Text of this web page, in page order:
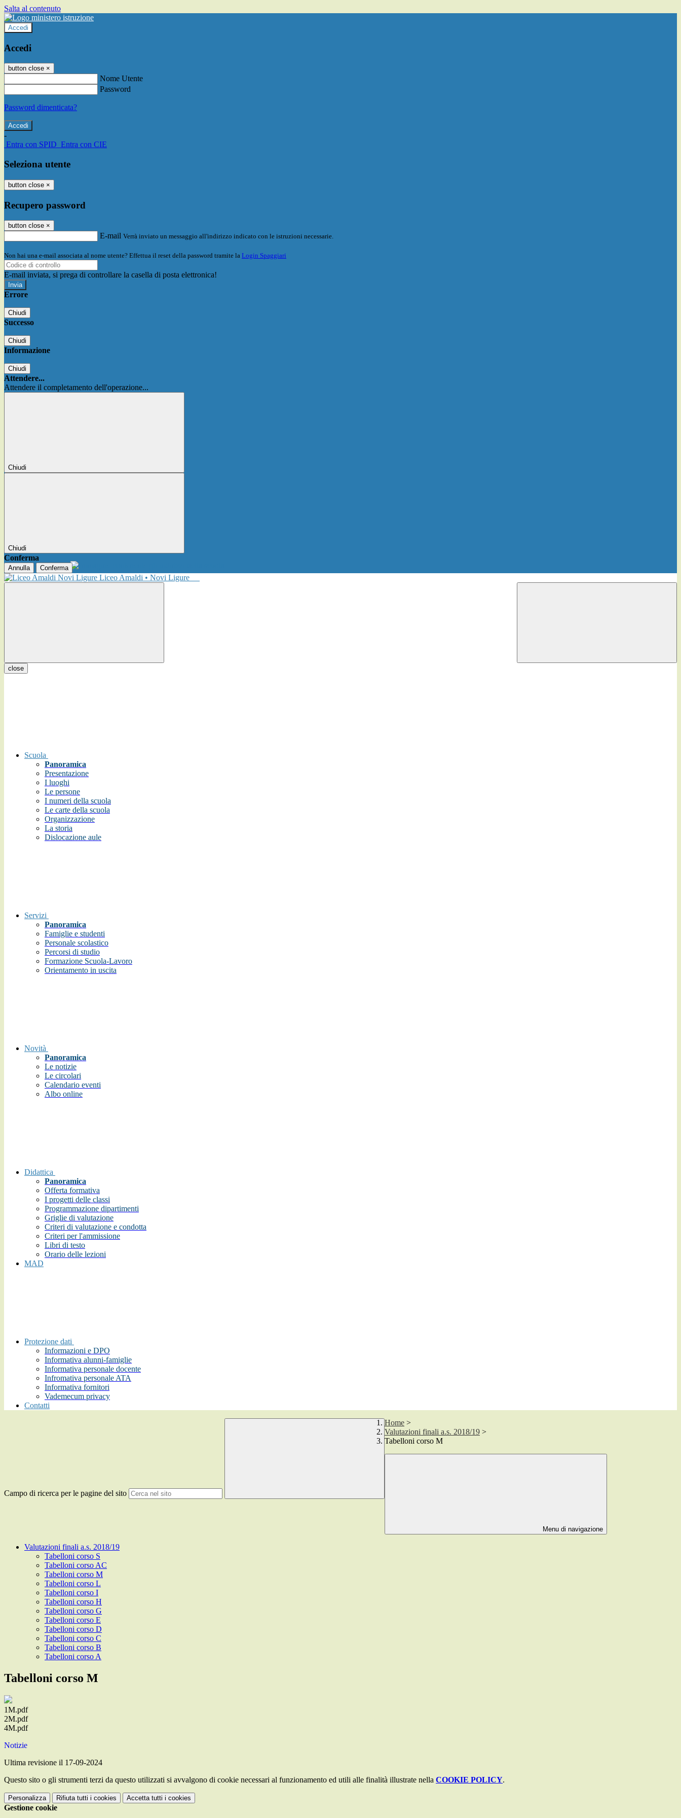
Salta al contenuto
Accedi
Accedi
button close ×
Nome Utente
Password
Password dimenticata?
-
Entra con SPID Entra con CIE
Seleziona utente
button close ×
Recupero password
button close ×
E-mail Verrà inviato un messaggio all'indirizzo indicato con le istruzioni necessarie.
Non hai una e-mail associata al nome utente? Effettua il reset della password tramite la Login Spaggiari
E-mail inviata, si prega di controllare la casella di posta elettronica!
Errore
Chiudi
Successo
Chiudi
Informazione
Chiudi
Attendere...
Attendere il completamento dell'operazione...
Chiudi
Chiudi
Conferma
Annulla Conferma
Liceo Amaldi • Novi Ligure
close
Scuola
Panoramica
Presentazione
I luoghi
Le persone
I numeri della scuola
Le carte della scuola
Organizzazione
La storia
Dislocazione aule
Servizi
Panoramica
Famiglie e studenti
Personale scolastico
Percorsi di studio
Formazione Scuola-Lavoro
Orientamento in uscita
Novità
Panoramica
Le notizie
Le circolari
Calendario eventi
Albo online
Didattica
Panoramica
Offerta formativa
I progetti delle classi
Programmazione dipartimenti
Griglie di valutazione
Criteri di valutazione e condotta
Criteri per l'ammissione
Libri di testo
Orario delle lezioni
MAD
Protezione dati
Informazioni e DPO
Informativa alunni-famiglie
Informativa personale docente
Infromativa personale ATA
Informativa fornitori
Vademecum privacy
Contatti
Campo di ricerca per le pagine del sito
Home >
Valutazioni finali a.s. 2018/19 >
Tabelloni corso M
Menu di navigazione
Valutazioni finali a.s. 2018/19
Tabelloni corso S
Tabelloni corso AC
Tabelloni corso M
Tabelloni corso L
Tabelloni corso I
Tabelloni corso H
Tabelloni corso G
Tabelloni corso E
Tabelloni corso D
Tabelloni corso C
Tabelloni corso B
Tabelloni corso A
Tabelloni corso M
1M.pdf
2M.pdf
4M.pdf
Notizie
Ultima revisione il 17-09-2024
Questo sito o gli strumenti terzi da questo utilizzati si avvalgono di cookie necessari al funzionamento ed utili alle finalità illustrate nella COOKIE POLICY.
Personalizza Rifiuta tutti i cookies Accetta tutti i cookies
Gestione cookie